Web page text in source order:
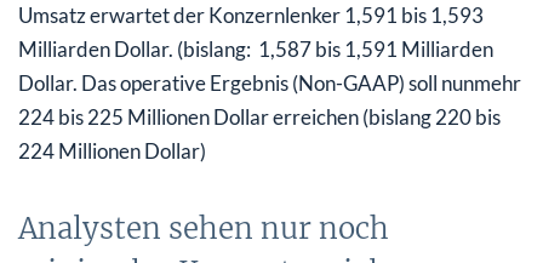
Umsatz erwartet der Konzernlenker 1,591 bis 1,593
Milliarden Dollar. (bislang: 1,587 bis 1,591 Milliarden
Dollar. Das operative Ergebnis (Non-GAAP) soll nunmehr
224 bis 225 Millionen Dollar erreichen (bislang 220 bis
224 Millionen Dollar)
Analysten sehen nur noch